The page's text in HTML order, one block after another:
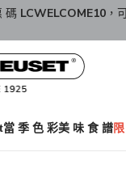
碼 LCWELCOME10 ，
當 季 色 彩美 味 食 譜